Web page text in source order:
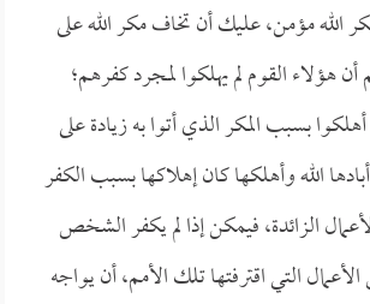
الله مؤمن، عليك أن تخاف مكر الله على
هؤلاء القوم لم يهلكوا لمجرد كفرهم؛
أهلكوا بسبب المكر الذي أتوا به زيادة على
الله وأهلكها كان إهلاكها بسبب الكفر
الزائدة، فيمكن إذا لم يكفر الشخص
التي اقترفتها تلك الأمم، أن يواجه